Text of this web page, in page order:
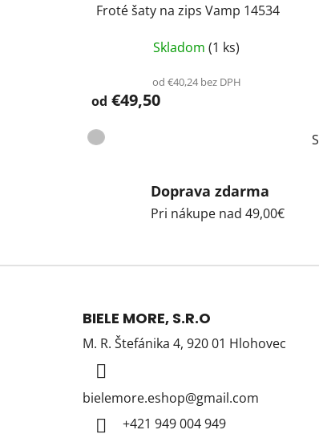
Froté šaty na zips Vamp 14534
Skladom(1 ks)
od €40,24 bez DPH
od €49,50
S
Doprava zdarma
Pri nákupe nad 49,00€
BIELE MORE, S.R.O
M. R. Štefánika 4, 920 01 Hlohovec
bielemore.eshop@gmail.com
+421 949 004 949